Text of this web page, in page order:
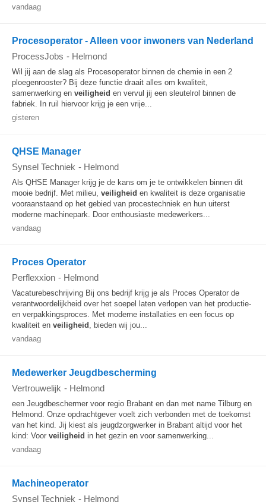
vandaag
Procesoperator - Alleen voor inwoners van Nederland
ProcessJobs - Helmond
Wil jij aan de slag als Procesoperator binnen de chemie in een 2
ploegenrooster? Bij deze functie draait alles om kwaliteit,
samenwerking en veiligheid en vervul jij een sleutelrol binnen de
fabriek. In ruil hiervoor krijg je een vrije...
gisteren
QHSE Manager
Synsel Techniek - Helmond
Als QHSE Manager krijg je de kans om je te ontwikkelen binnen dit
mooie bedrijf. Met milieu, veiligheid en kwaliteit is deze organisatie
vooraanstaand op het gebied van procestechniek en hun uiterst
moderne machinepark. Door enthousiaste medewerkers...
vandaag
Proces Operator
Perflexxion - Helmond
Vacaturebeschrijving Bij ons bedrijf krijg je als Proces Operator de
verantwoordelijkheid over het soepel laten verlopen van het productie-
en verpakkingsproces. Met moderne installaties en een focus op
kwaliteit en veiligheid , bieden wij jou...
vandaag
Medewerker Jeugdbescherming
Vertrouwelijk - Helmond
een Jeugdbeschermer voor regio Brabant en dan met name Tilburg en
Helmond. Onze opdrachtgever voelt zich verbonden met de toekomst
van het kind. Jij kiest als jeugdzorgwerker in Brabant altijd voor het
kind: Voor veiligheid in het gezin en voor samenwerking...
vandaag
Machineoperator
Synsel Techniek - Helmond